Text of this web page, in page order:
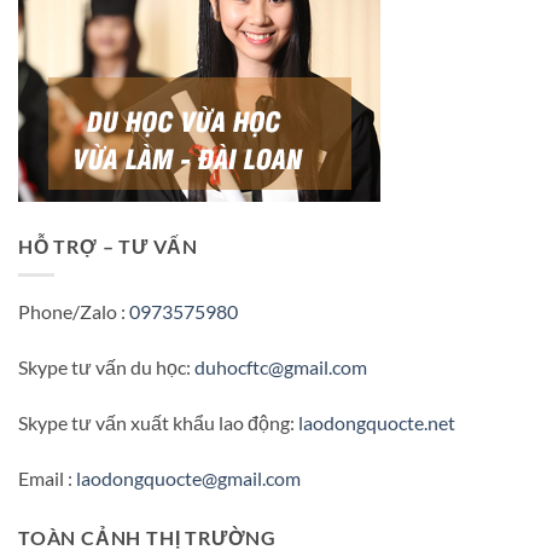
HỖ TRỢ – TƯ VẤN
Phone/Zalo : 0973575980
Skype tư vấn du học: duhocftc@gmail.com
Skype tư vấn xuất khẩu lao động: laodongquocte.net
Email : laodongquocte@gmail.com
TOÀN CẢNH THỊ TRƯỜNG